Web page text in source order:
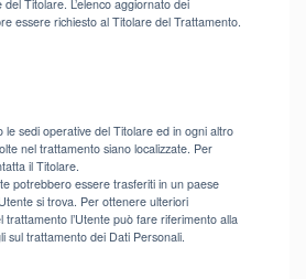
Titolare. L’elenco aggiornato dei
essere richiesto al Titolare del Trattamento.
le sedi operative del Titolare ed in ogni altro
nel trattamento siano localizzate. Per
il Titolare.
potrebbero essere trasferiti in un paese
si trova. Per ottenere ulteriori
trattamento l’Utente può fare riferimento alla
sul trattamento dei Dati Personali.